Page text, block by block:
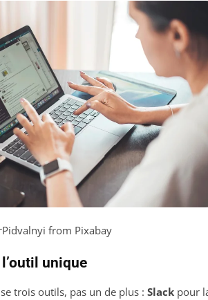
from Pixabay
unique
trois outils, pas un de plus : Slack pour